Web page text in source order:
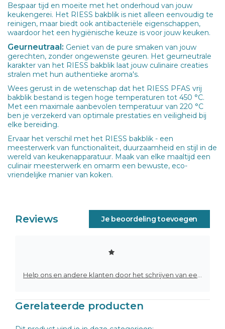
Bespaar tijd en moeite met het onderhoud van jouw
keukengerei. Het RIESS bakblik is niet alleen eenvoudig te
reinigen, maar biedt ook antibacteriële eigenschappen,
waardoor het een hygiënische keuze is voor jouw keuken.
Geurneutraal: Geniet van de pure smaken van jouw
gerechten, zonder ongewenste geuren. Het geurneutrale
karakter van het RIESS bakblik laat jouw culinaire creaties
stralen met hun authentieke aroma's.
Wees gerust in de wetenschap dat het RIESS PFAS vrij
bakblik bestand is tegen hoge temperaturen tot 450 °C.
Met een maximale aanbevolen temperatuur van 220 °C
ben je verzekerd van optimale prestaties en veiligheid bij
elke bereiding.
Ervaar het verschil met het RIESS bakblik - een
meesterwerk van functionaliteit, duurzaamheid en stijl in de
wereld van keukenapparatuur. Maak van elke maaltijd een
culinair meesterwerk en omarm een bewuste, eco-
vriendelijke manier van koken.
Reviews Je beoordeling toevoegen
Gerelateerde producten